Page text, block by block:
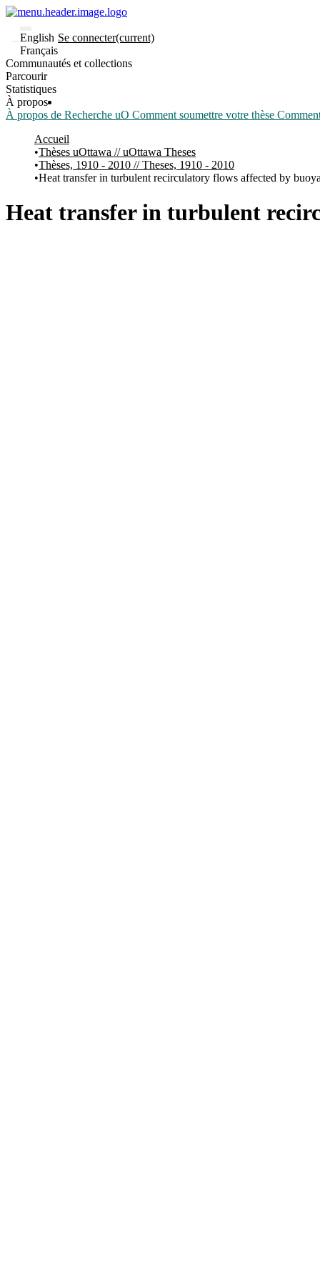
English
Français
Se connecter(current)
Communautés et collections
Parcourir
Statistiques
À propos
À propos de Recherche uO Comment soumettre votre thèse
Accueil
Thèses uOttawa // uOttawa Theses
Thèses, 1910 - 2010 // Theses, 1910 - 2010
Heat transfer in turbulent recirculatory flows affected by
Heat transfer in turbulent